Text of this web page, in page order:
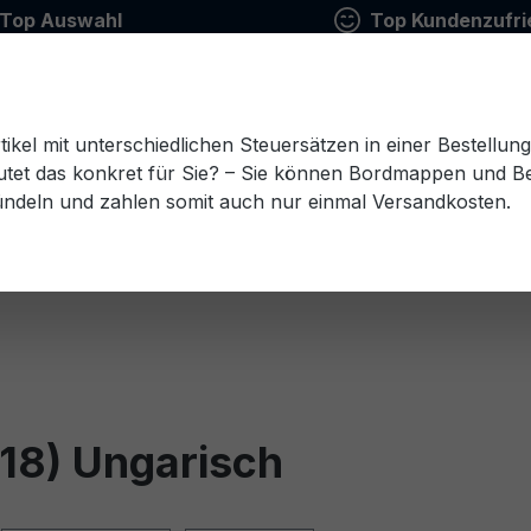
Top Auswahl Top
Estnisch Finnisch Französisch Griechisch
Ungarisch
mit unterschiedlichen Steuersätzen in einer
das konkret für Sie? – Sie können Bordmappen und
und zahlen somit auch nur einmal Versandkosten.